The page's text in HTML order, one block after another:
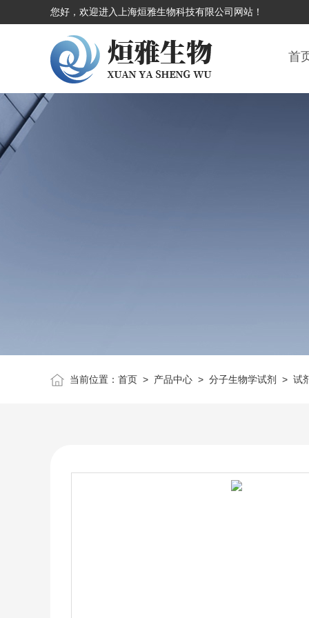
您好，欢迎进入上海烜雅生物科技有限公司网站！
首
当前位置： 首页> 产品中心> 分子生物学试剂 > 试